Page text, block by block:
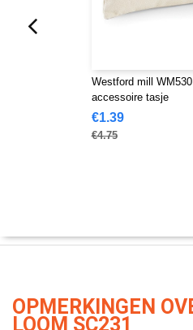
Westford mill
accessoire tasje
€1.39
€4.75
OPMERKINGEN
LOOM SC231